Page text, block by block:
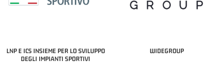
LNP E ICS INSIEME PER LO SVILUPPO
DEGLI IMPIANTI SPORTIVI
WIDEGROUP